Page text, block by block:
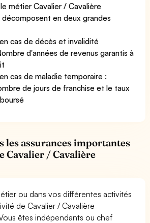
métier Cavalier / Cavalière
en deux grandes
cas de décès et invalidité
d'années de revenus garantis à
cas de maladie temporaire :
de jours de franchise et le taux
les assurances importantes
Cavalier / Cavalière
ou dans vos différentes activités
de Cavalier / Cavalière
êtes indépendants ou chef